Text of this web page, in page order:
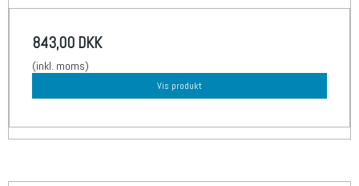
843,00 DKK
(inkl. moms)
Vis produkt